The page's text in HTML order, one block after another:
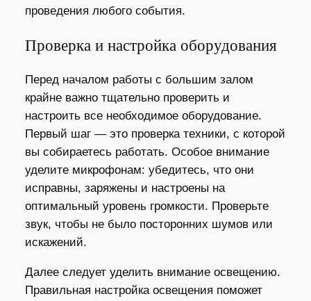
проведения любого события.
Проверка и настройка оборудования
Перед началом работы с большим залом
крайне важно тщательно проверить и
настроить все необходимое оборудование.
Первый шаг — это проверка техники, с которой
вы собираетесь работать. Особое внимание
уделите микрофонам: убедитесь, что они
исправны, заряжены и настроены на
оптимальный уровень громкости. Проверьте
звук, чтобы не было посторонних шумов или
искажений.
Далее следует уделить внимание освещению.
Правильная настройка освещения поможет